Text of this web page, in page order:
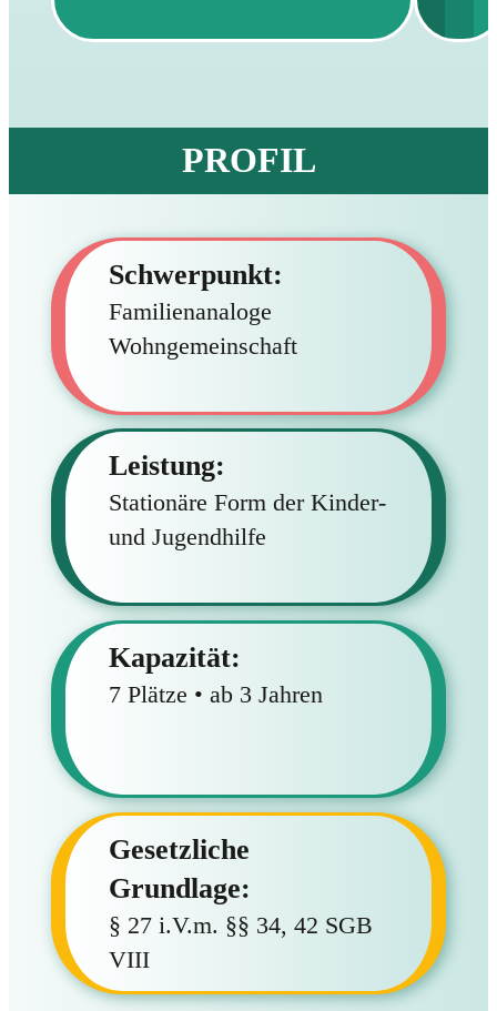
PROFIL
Schwerpunkt:
Familienanaloge
Wohngemeinschaft
Leistung:
Stationäre Form der Kinder-
und Jugendhilfe
Kapazität:
7 Plätze • ab 3 Jahren
Gesetzliche
Grundlage:
§ 27 i.V.m. §§ 34, 42 SGB
VIII